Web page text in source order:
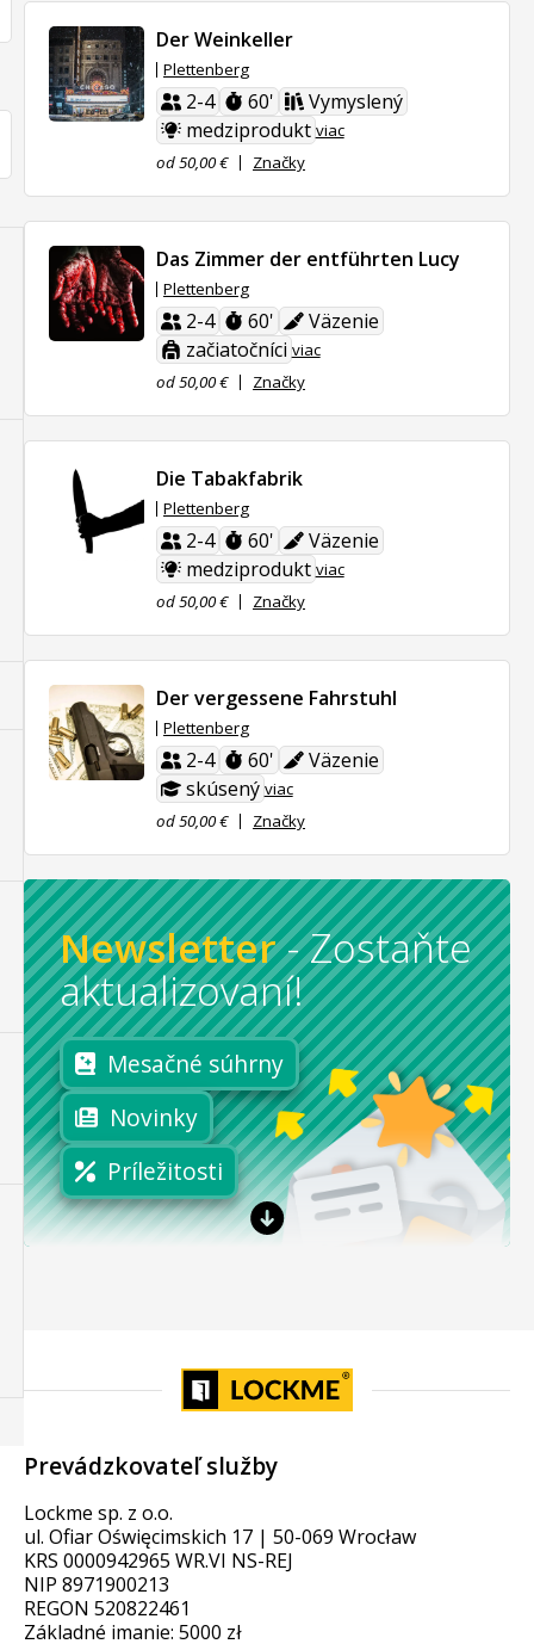
Der Weinkeller
Plettenberg
2-4 60'
Vymyslený
medziprodukt viac
od 50,00 €
Značky
Das Zimmer der entführten Lucy
Plettenberg
2-4 60'
Väzenie
začiatočníci viac
od 50,00 €
Značky
Die Tabakfabrik
Plettenberg
2-4 60'
Väzenie
medziprodukt viac
od 50,00 €
Značky
Der vergessene Fahrstuhl
Plettenberg
2-4 60'
Väzenie
skúsený viac
od 50,00 €
Značky
Newsletter -Zostaňte
aktualizovaní!
Mesačné súhrny
Novinky
Príležitosti
Prevádzkovateľ služby
Lockme sp. z o.o.
ul. Ofiar Oświęcimskich 17 | 50-069 Wrocław
KRS 0000942965 WR.VI NS-REJ
NIP 8971900213
REGON 520822461
Základné imanie: 5000 zł